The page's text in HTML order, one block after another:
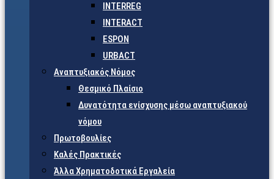
INTERREG
INTERACT
ESPON
URBACT
Αναπτυξιακός Νόμος
Θεσμικό Πλαίσιο
Δυνατότητα ενίσχυσης μέσω αναπτυξιακού
νόμου
Πρωτοβουλίες
Καλές Πρακτικές
Άλλα Χρηματοδοτικά Εργαλεία